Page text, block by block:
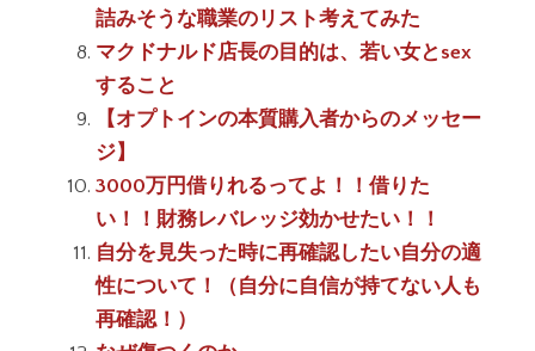
詰みそうな職業のリスト考えてみた
マクドナルド店長の目的は、若い女とsex
すること
【オプトインの本質購入者からのメッセー
ジ】
3000万円借りれるってよ！！借りた
い！！財務レバレッジ効かせたい！！
自分を見失った時に再確認したい自分の適
性について！（自分に自信が持てない人も
再確認！）